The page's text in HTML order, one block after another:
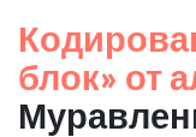
блок» от